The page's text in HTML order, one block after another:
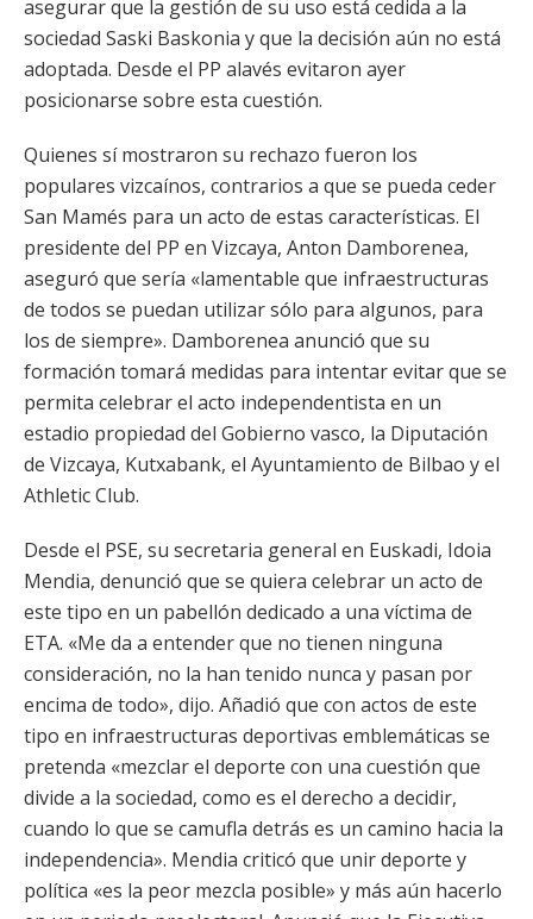
asegurar que la gestión de su uso está cedida a la
sociedad Saski Baskonia y que la decisión aún no está
adoptada. Desde el PP alavés evitaron ayer
posicionarse sobre esta cuestión.
Quienes sí mostraron su rechazo fueron los
populares vizcaínos, contrarios a que se pueda ceder
San Mamés para un acto de estas características. El
presidente del PP en Vizcaya, Anton Damborenea,
aseguró que sería «lamentable que infraestructuras
de todos se puedan utilizar sólo para algunos, para
los de siempre». Damborenea anunció que su
formación tomará medidas para intentar evitar que se
permita celebrar el acto independentista en un
estadio propiedad del Gobierno vasco, la Diputación
de Vizcaya, Kutxabank, el Ayuntamiento de Bilbao y el
Athletic Club.
Desde el PSE, su secretaria general en Euskadi, Idoia
Mendia, denunció que se quiera celebrar un acto de
este tipo en un pabellón dedicado a una víctima de
ETA. «Me da a entender que no tienen ninguna
consideración, no la han tenido nunca y pasan por
encima de todo», dijo. Añadió que con actos de este
tipo en infraestructuras deportivas emblemáticas se
pretenda «mezclar el deporte con una cuestión que
divide a la sociedad, como es el derecho a decidir,
cuando lo que se camufla detrás es un camino hacia la
independencia». Mendia criticó que unir deporte y
política «es la peor mezcla posible» y más aún hacerlo